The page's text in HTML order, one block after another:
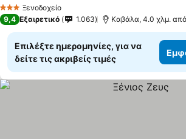
3 ΑστέριαΞενοδοχείο
9,4 Εξαιρετικό 1.063 Καβάλα, 4.0 χλμ.
Επιλέξτε ημερομηνίες, για να
δείτε τις ακριβείς τιμές